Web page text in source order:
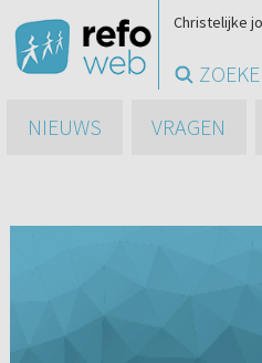
Christelijke
NIEUWS
VRAGEN